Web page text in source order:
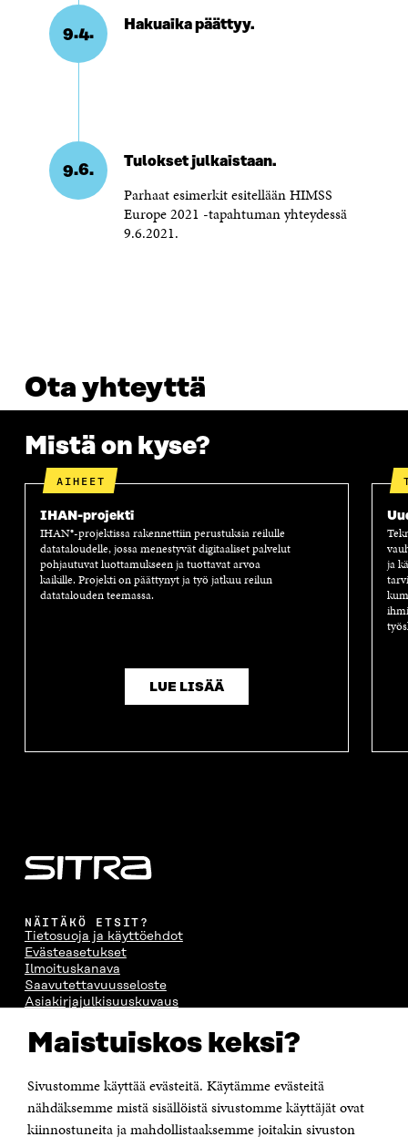
Maistuiskos keksi?
Sivustomme käyttää evästeitä. Käytämme evästeitä
nähdäksemme mistä sisällöistä sivustomme käyttäjät ovat
kiinnostuneita ja mahdollistaaksemme joitakin sivuston
9.4. Hakuaika päättyy.
9.6. Tulokset julkaistaan.
Parhaat esimerkit esitellään HIMSS
Europe 2021 -tapahtuman yhteydessä
9.6.2021.
Ota yhteyttä
Mistä on kyse?
AIHEET
IHAN-projekti
IHAN®-projektissa rakennettiin perustuksia reilulle
datataloudelle, jossa menestyvät digitaaliset palvelut
pohjautuvat luottamukseen ja tuottavat arvoa
kaikille. Projekti on päättynyt ja työ jatkuu reilun
datatalouden teemassa.
LUE LISÄÄ
ja
NÄITÄKÖ ETSIT?
Tietosuoja ja käyttöehdot
Evästeasetukset
Ilmoituskanava
Saavutettavuusseloste
Asiakirjajulkisuuskuvaus
Suomen itsenäisyyden juhlarahasto Sitra
Itämerenkatu 11-13, PL 160,
00181 Helsinki